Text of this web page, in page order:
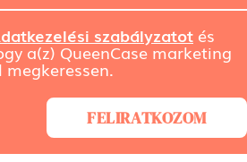
szabályzatot és
a(z) QueenCase marketing
FELIRATKOZOM